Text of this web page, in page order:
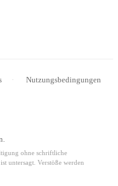
Nutzungsbedingungen
ohne schriftliche
untersagt. Verstöße werden